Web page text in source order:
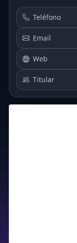
Teléfono
Email
Web
Titular